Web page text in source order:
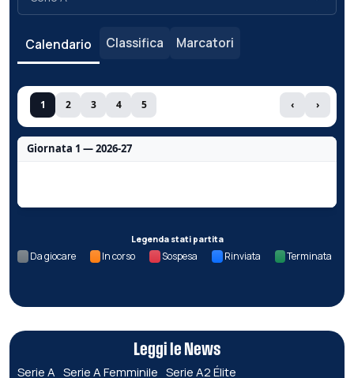
Calendario Classifica Marcatori
1 2 3 4 5 ‹ ›
Giornata 1 — 2026-27
Legenda stati partita
Da giocare In corso Sospesa Rinviata Terminata
Leggi le News
Serie A Serie A Femminile Serie A2 Élite